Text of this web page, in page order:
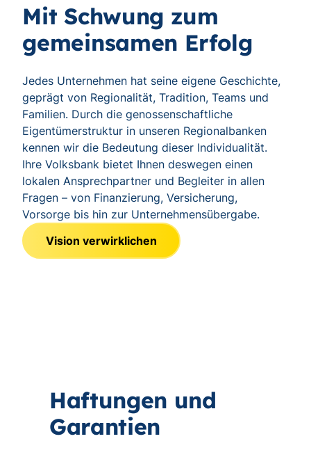
Mit Schwung zum
gemeinsamen Erfolg
Jedes Unternehmen hat seine eigene Geschichte,
geprägt von Regionalität, Tradition, Teams und
Familien. Durch die genossenschaftliche
Eigentümerstruktur in unseren Regionalbanken
kennen wir die Bedeutung dieser Individualität.
Ihre Volksbank bietet Ihnen deswegen einen
lokalen Ansprechpartner und Begleiter in allen
Fragen – von Finanzierung, Versicherung,
Vorsorge bis hin zur Unternehmensübergabe.
Vision verwirklichen
Haftungen und
Garantien